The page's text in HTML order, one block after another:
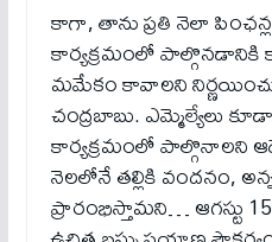
కాగా, తాను ప్రతి నెలా
కార్యక్రమంలో పాల్గొనడానికి
మ‌మేకం కావాల‌ని
చంద్ర‌బాబు. ఎమ్మెల్యేలు
కార్యక్రమంలో పాల్గొనాలని
నెలలోనే తల్లికి వందనం,
ప్రారంభిస్తామని… ఆగస్టు